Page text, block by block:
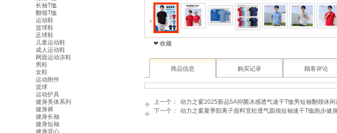
长袖T恤
翻领T恤
运动鞋
篮球鞋
足球鞋
儿童运动鞋
成人运动鞋
网面运动凉鞋
男鞋
女鞋
运动附件
篮球
运动护具
健身美体系列
健身裤
健身长袖
健身短袖
健身背心
❤ 收藏
商品信息 购买记录 顾客评论
上一个：
动力之窗2025新品5A抑菌冰感透气速干T恤男短袖翻领休
下一个：
动力之窗夏季阳离子面料宽松透气圆领短袖速干T恤跑步健